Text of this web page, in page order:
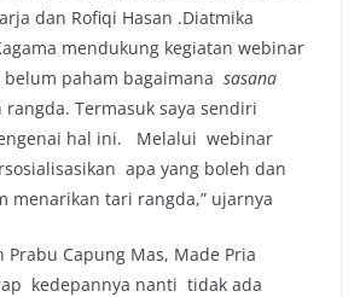
dan Rofiqi Hasan .Diatmika
mendukung kegiatan webinar
belum paham bagaimana sasana
Termasuk saya sendiri
hal ini. Melalui webinar
apa yang boleh dan
menarikan tari rangda,” ujarnya
Prabu Capung Mas, Made Pria
kedepannya nanti tidak ada